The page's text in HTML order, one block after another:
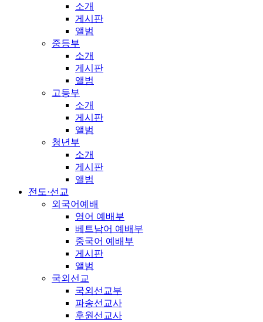
소개
게시판
앨범
중등부
소개
게시판
앨범
고등부
소개
게시판
앨범
청년부
소개
게시판
앨범
전도·선교
외국어예배
영어 예배부
베트남어 예배부
중국어 예배부
게시판
앨범
국외선교
국외선교부
파송선교사
후원선교사